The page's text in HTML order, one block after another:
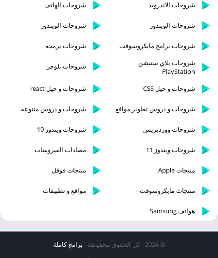
شروحات الاندرويد شروحات الهاتف
شروحات الويندوز شروحات الويندوز
شروحات برامج مايكروسوفت
شروحات برمجة
شروحات بلاي ستيشن
PlayStation
شروحات بلوجر
شروحات و حيل CSS شروحات و حيل react
شروحات و دروس تطوير مواقع شروحات و دروس متنوعة
شروحات ووردبريس شروحات ويندوز 10
شروحات ويندوز 11 مضادات الفيروسات
منتجات Apple منتجات قوقل
منتجات مايكروسوفت مواقع و تطبيقات
هواتف Samsung
© 2024 - كل الحقوق محفوظة - برامج كاملة